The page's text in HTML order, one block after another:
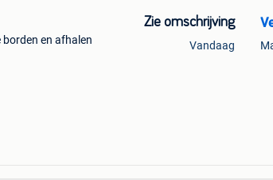
borden en afhalen
Zie omschrijving
Vandaag